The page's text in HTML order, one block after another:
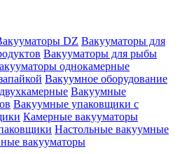
DZ Вакууматоры для
Вакууматоры для рыбы
однокамерные
Вакуумное оборудование
Вакуумные
Вакуумные упаковщики с
Камерные вакууматоры
Настольные вакуумные
вакууматоры